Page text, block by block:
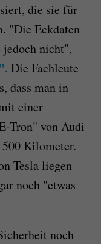
die sie für
"Die Eckdaten
jedoch nicht",
Die Fachleute
dass man in
einer
Tron" von Audi
Kilometer.
Tesla liegen
noch "etwas
noch